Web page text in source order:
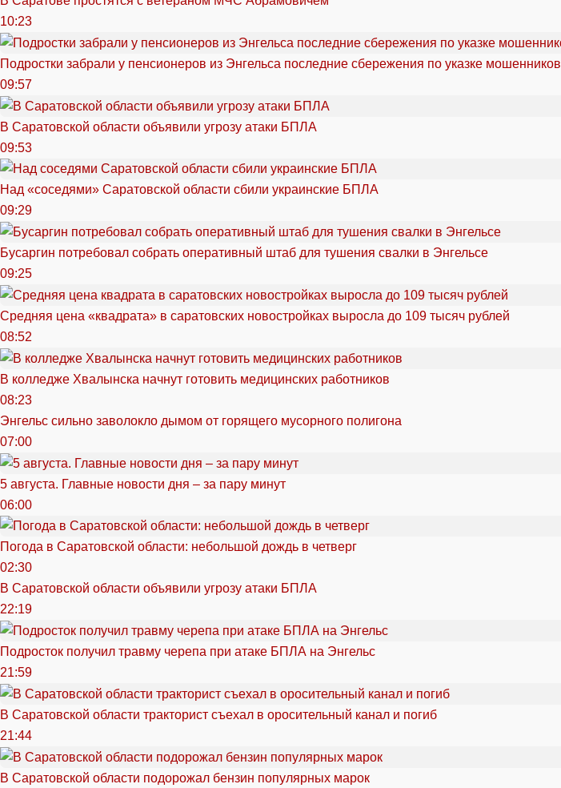
10:23
Подростки забрали у пенсионеров из Энгельса последние сбережения по указке мошенников
09:57
В Саратовской области объявили угрозу атаки БПЛА
09:53
Над «соседями» Саратовской области сбили украинские БПЛА
09:29
Бусаргин потребовал собрать оперативный штаб для тушения свалки в Энгельсе
09:25
Средняя цена «квадрата» в саратовских новостройках выросла до 109 тысяч рублей
08:52
В колледже Хвалынска начнут готовить медицинских работников
08:23
Энгельс сильно заволокло дымом от горящего мусорного полигона
07:00
5 августа. Главные новости дня – за пару минут
06:00
Погода в Саратовской области: небольшой дождь в четверг
02:30
В Саратовской области объявили угрозу атаки БПЛА
22:19
Подросток получил травму черепа при атаке БПЛА на Энгельс
21:59
В Саратовской области тракторист съехал в оросительный канал и погиб
21:44
В Саратовской области подорожал бензин популярных марок